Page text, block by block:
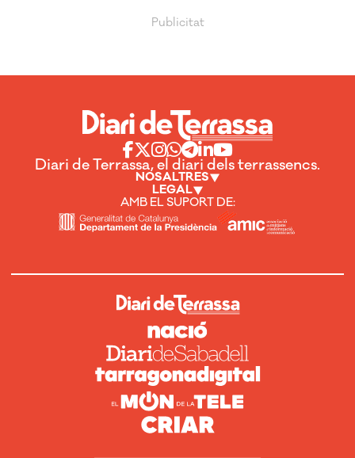
Diari de Terrassa, el diari dels terrassencs.
NOSALTRES
LEGAL
AMB EL SUPORT DE: